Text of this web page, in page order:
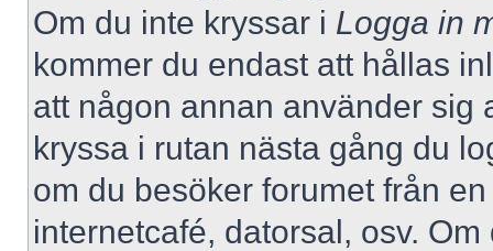
Om du inte kryssar i Logga in
kommer du endast att hållas
att någon annan använder sig
kryssa i rutan nästa gång du
om du besöker forumet från
internetcafé, datorsal, osv.